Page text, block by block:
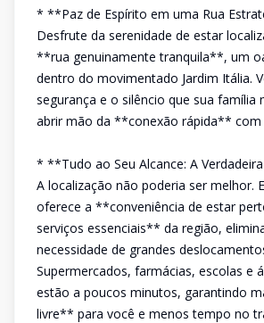
* **Paz de Espírito em uma Rua
Desfrute da serenidade de estar
**rua genuinamente tranquila**, um
dentro do movimentado Jardim Itália.
segurança e o silêncio que sua família
abrir mão da **conexão rápida** com
* **Tudo ao Seu Alcance: A
A localização não poderia ser melhor.
oferece a **conveniência de estar
serviços essenciais** da região,
necessidade de grandes
Supermercados, farmácias, escolas e
estão a poucos minutos, garantindo
livre** para você e menos tempo no